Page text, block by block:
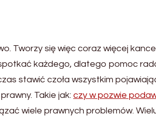
Tworzy się więc coraz więcej
każdego, dlatego pomoc
stawić czoła wszystkim
Takie jak: czy w pozwie
wiele prawnych problemów.